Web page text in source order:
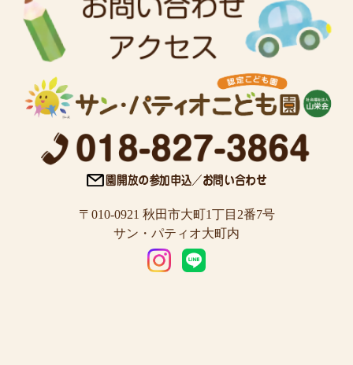
〒010-0921 秋田市大町1丁目2番7号
サン・パティオ大町内